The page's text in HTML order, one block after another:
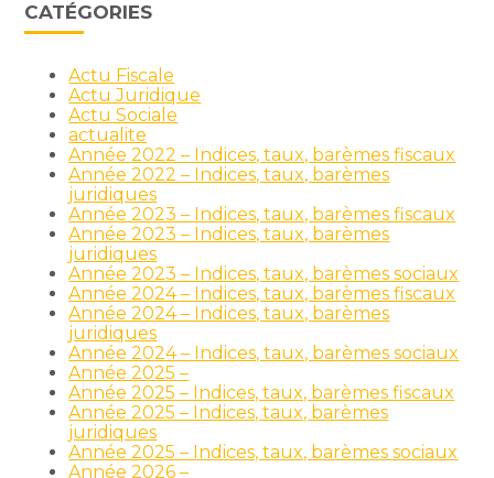
CATÉGORIES
Actu Fiscale
Actu Juridique
Actu Sociale
actualite
Année 2022 – Indices, taux, barèmes fiscaux
Année 2022 – Indices, taux, barèmes
juridiques
Année 2023 – Indices, taux, barèmes fiscaux
Année 2023 – Indices, taux, barèmes
juridiques
Année 2023 – Indices, taux, barèmes sociaux
Année 2024 – Indices, taux, barèmes fiscaux
Année 2024 – Indices, taux, barèmes
juridiques
Année 2024 – Indices, taux, barèmes sociaux
Année 2025 –
Année 2025 – Indices, taux, barèmes fiscaux
Année 2025 – Indices, taux, barèmes
juridiques
Année 2025 – Indices, taux, barèmes sociaux
Année 2026 –